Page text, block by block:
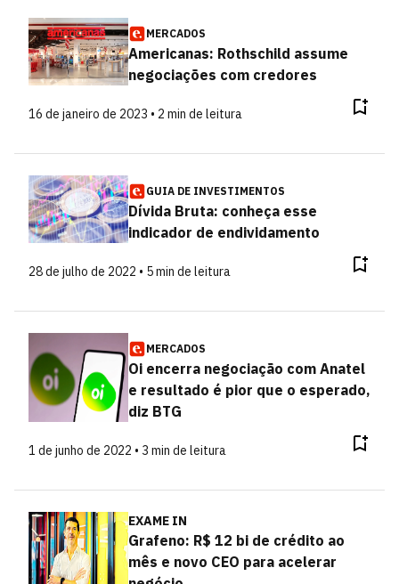
MERCADOS
Americanas: Rothschild assume
negociações com credores
16 de janeiro de 2023 • 2 min de leitura
GUIA DE INVESTIMENTOS
Dívida Bruta: conheça esse
indicador de endividamento
28 de julho de 2022 • 5 min de leitura
MERCADOS
Oi encerra negociação com Anatel
e resultado é pior que o esperado,
diz BTG
1 de junho de 2022 • 3 min de leitura
EXAME IN
Grafeno: R$ 12 bi de crédito ao
mês e novo CEO para acelerar